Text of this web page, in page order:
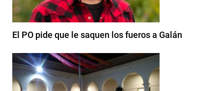
El PO pide que le saquen los fueros a Galán